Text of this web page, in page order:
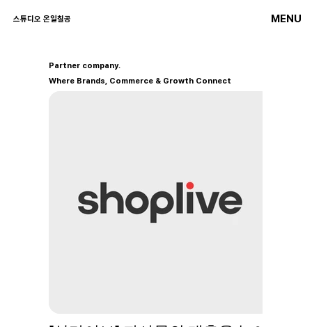
스튜디오 온일칠공 MENU
Partner company.
Where Brands, Commerce & Growth Connect